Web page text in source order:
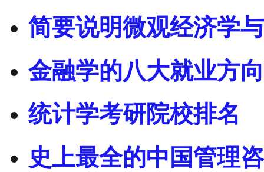
简要说明微观经济学
金融学的八大就业方
统计学考研院校排名
史上最全的中国管理